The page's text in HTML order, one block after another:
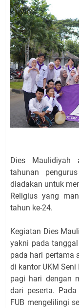
Dies Maulidiyah
tahunan
diadakan untuk
Religius yang
tahun ke-24.
Kegiatan Dies
yakni pada
pada hari pertama
di kantor UKM
pagi hari dengan
dari peserta.
FUB mengelilingi